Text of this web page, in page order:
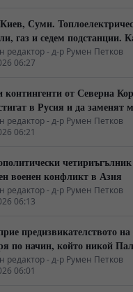
Суми.
газ и седем подстанции.
тази вечер?
редактор - д-р Румен Петков
06:27
от Северна
в Русия и да заменят
Азия в руската
редактор - д-р Румен Петков
06:21
военен конфликт в Азия
редактор - д-р Румен Петков
06:13
предизвикателството
по начин, който никой
предвиди.
редактор - д-р Румен Петков
06:01